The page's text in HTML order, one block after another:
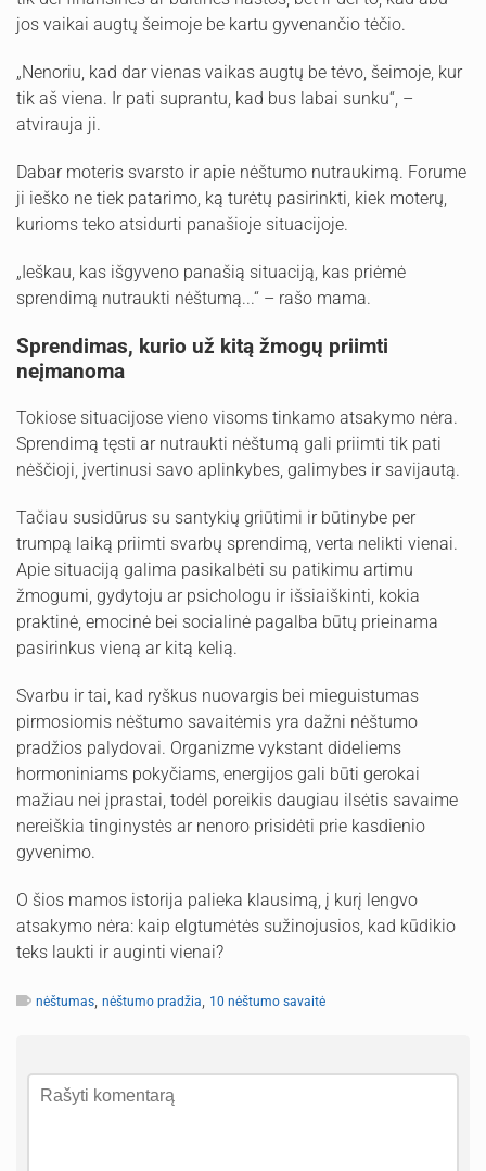
jos vaikai augtų šeimoje be kartu gyvenančio tėčio.
„Nenoriu, kad dar vienas vaikas augtų be tėvo, šeimoje, kur
tik aš viena. Ir pati suprantu, kad bus labai sunku“, –
atvirauja ji.
Dabar moteris svarsto ir apie nėštumo nutraukimą. Forume
ji ieško ne tiek patarimo, ką turėtų pasirinkti, kiek moterų,
kurioms teko atsidurti panašioje situacijoje.
„Ieškau, kas išgyveno panašią situaciją, kas priėmė
sprendimą nutraukti nėštumą...“ – rašo mama.
Sprendimas, kurio už kitą žmogų priimti
neįmanoma
Tokiose situacijose vieno visoms tinkamo atsakymo nėra.
Sprendimą tęsti ar nutraukti nėštumą gali priimti tik pati
nėščioji, įvertinusi savo aplinkybes, galimybes ir savijautą.
Tačiau susidūrus su santykių griūtimi ir būtinybe per
trumpą laiką priimti svarbų sprendimą, verta nelikti vienai.
Apie situaciją galima pasikalbėti su patikimu artimu
žmogumi, gydytoju ar psichologu ir išsiaiškinti, kokia
praktinė, emocinė bei socialinė pagalba būtų prieinama
pasirinkus vieną ar kitą kelią.
Svarbu ir tai, kad ryškus nuovargis bei mieguistumas
pirmosiomis nėštumo savaitėmis yra dažni nėštumo
pradžios palydovai. Organizme vykstant dideliems
hormoniniams pokyčiams, energijos gali būti gerokai
mažiau nei įprastai, todėl poreikis daugiau ilsėtis savaime
nereiškia tinginystės ar nenoro prisidėti prie kasdienio
gyvenimo.
O šios mamos istorija palieka klausimą, į kurį lengvo
atsakymo nėra: kaip elgtumėtės sužinojusios, kad kūdikio
teks laukti ir auginti vienai?
nėštumas nėštumo pradžia 10 nėštumo savaitė